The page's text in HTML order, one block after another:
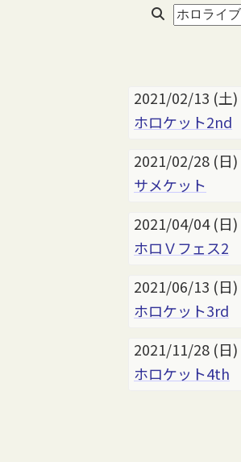
2021/02/13 (土)
ホロケット2nd
2021/02/28 (日)
サメケット
2021/04/04 (日)
ホロＶフェス2
2021/06/13 (日)
ホロケット3rd
2021/11/28 (日)
ホロケット4th